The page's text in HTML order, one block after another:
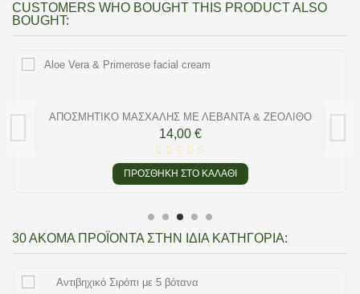
CUSTOMERS WHO BOUGHT THIS PRODUCT ALSO
BOUGHT:
ΑΠΟΣΜΗΤΙΚΌ ΜΑΣΧΆΛΗΣ ΜΕ ΛΕΒΆΝΤΑ & ΖΕΌΛΙΘΟ
14,00 €
ΠΡΟΣΘΉΚΗ ΣΤΟ ΚΑΛΆΘΙ
30 ΑΚΌΜΑ ΠΡΟΪΌΝΤΑ ΣΤΗΝ ΊΔΙΑ ΚΑΤΗΓΟΡΊΑ: